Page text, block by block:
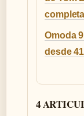
completa
Omoda
desde
4